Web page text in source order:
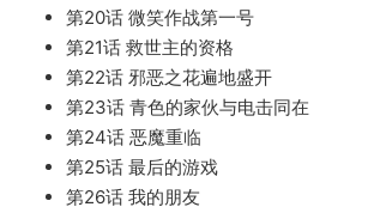
第20话 微笑作战第一号
第21话 救世主的资格
第22话 邪恶之花遍地盛开
第23话 青色的家伙与电击同在
第24话 恶魔重临
第25话 最后的游戏
第26话 我的朋友